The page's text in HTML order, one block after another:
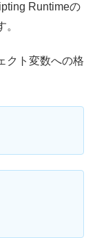
Runtimeの
クト変数への格